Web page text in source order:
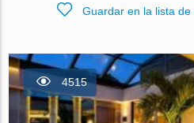
Guardar en la lista de
4515